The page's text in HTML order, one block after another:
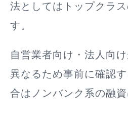
法としてはトップクラ
す。
自営業者向け・法人向
異なるため事前に確認
合はノンバンク系の融資